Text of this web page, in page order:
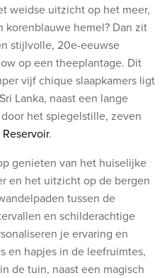
weidse uitzicht op het meer,
korenblauwe hemel? Dan zit
stijlvolle, 20e-eeuwse
op een theeplantage. Dit
vijf chique slaapkamers ligt
Lanka, naasteen lange
het spiegelstille, zeven
.
genieten van het huiselijke
en het uitzicht op de bergen
paden tussen de
en schilderachtige
je ervaring en
en hapjes in de leefruimtes,
in de tuin, naast een magisch